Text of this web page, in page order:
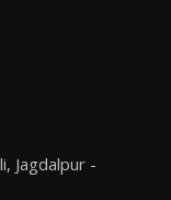
Jagdalpur -